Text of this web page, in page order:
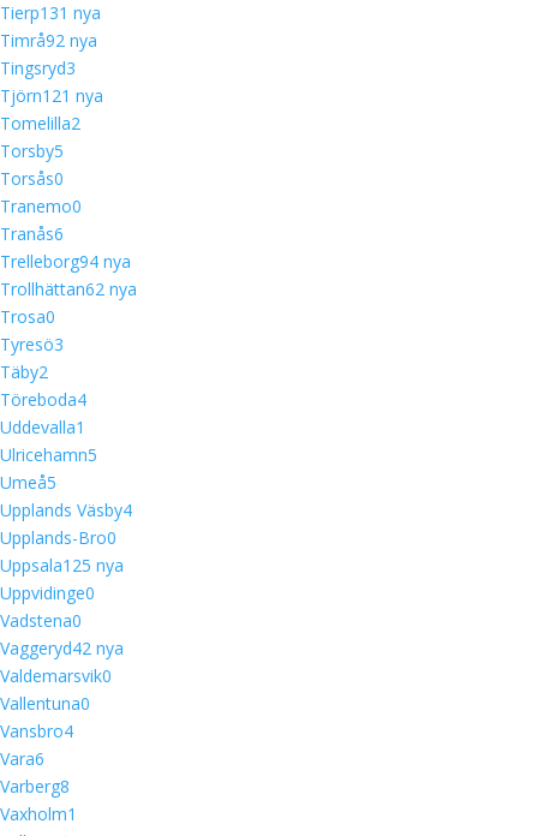
Tierp131 nya
Timrå92 nya
Tingsryd3
Tjörn121 nya
Tomelilla2
Torsby5
Torsås0
Tranemo0
Tranås6
Trelleborg94 nya
Trollhättan62 nya
Trosa0
Tyresö3
Täby2
Töreboda4
Uddevalla1
Ulricehamn5
Umeå5
Upplands Väsby4
Upplands-Bro0
Uppsala125 nya
Uppvidinge0
Vadstena0
Vaggeryd42 nya
Valdemarsvik0
Vallentuna0
Vansbro4
Vara6
Varberg8
Vaxholm1